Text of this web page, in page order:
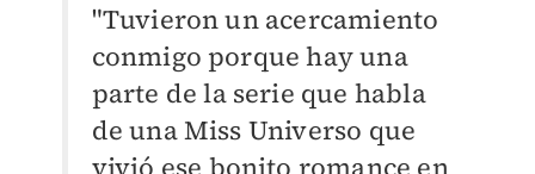
"Tuvieron un acercamiento
conmigo porque hay una
parte de la serie que habla
de una Miss Universo que